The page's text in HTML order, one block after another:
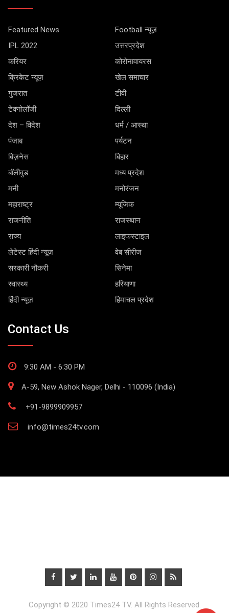
Featured News
Football न्यूज़
IPL 2022
उत्तरप्रदेश
करियर
कोरोनावायरस
क्रिकेट न्यूज़
खेल समाचार
गुजरात
टीवी
टेक्नोलॉजी
दिल्ली
देश – विदेश
धर्म / आस्था
पंजाब
पर्यटन
बिज़नेस
बिहार
बॉलीवुड
मध्य प्रदेश
मनी
मनोरंजन
महाराष्ट्र
म्यूजिक
राजनीति
राजस्थान
राज्य
लाइफस्टाइल
लेटेस्ट हिंदी न्यूज़
वेब सीरीज
सरकारी नौकरी
सिनेमा
स्वास्थ्य
हरियाणा
हिंदी न्यूज़
हिमाचल प्रदेश
Contact Us
9:30 AM - 6:30 PM
A-59, New Ashok Nager, Delhi - 110096 (India)
+91-9899909957
info@times24tv.com
Copyright © 2020 Times24 TV. All Rights Reserved.